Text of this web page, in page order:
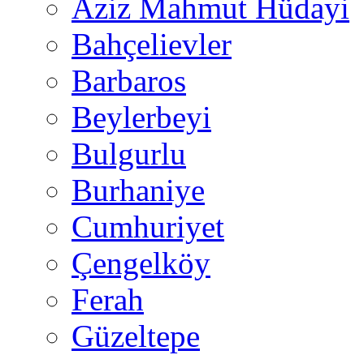
Aziz Mahmut Hüdayi
Bahçelievler
Barbaros
Beylerbeyi
Bulgurlu
Burhaniye
Cumhuriyet
Çengelköy
Ferah
Güzeltepe